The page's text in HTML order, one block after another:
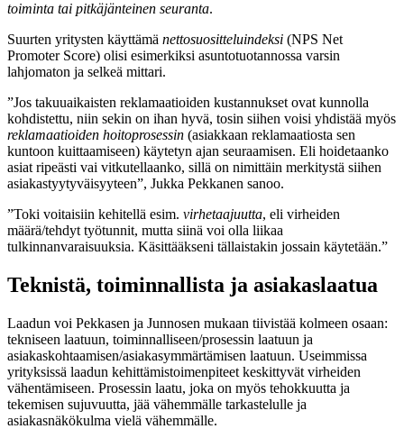
toiminta tai pitkäjänteinen seuranta.
Suurten yritysten käyttämä nettosuositteluindeksi (NPS Net
Promoter Score) olisi esimerkiksi asuntotuotannossa varsin
lahjomaton ja selkeä mittari.
”Jos takuuaikaisten reklamaatioiden kustannukset ovat kunnolla
kohdistettu, niin sekin on ihan hyvä, tosin siihen voisi yhdistää myös
reklamaatioiden hoitoprosessin (asiakkaan reklamaatiosta sen
kuntoon kuittaamiseen) käytetyn ajan seuraamisen. Eli hoidetaanko
asiat ripeästi vai vitkutellaanko, sillä on nimittäin merkitystä siihen
asiakastyytyväisyyteen”, Jukka Pekkanen sanoo.
”Toki voitaisiin kehitellä esim. virhetaajuutta, eli virheiden
määrä/tehdyt työtunnit, mutta siinä voi olla liikaa
tulkinnanvaraisuuksia. Käsittääkseni tällaistakin jossain käytetään.”
Teknistä, toiminnallista ja asiakaslaatua
Laadun voi Pekkasen ja Junnosen mukaan tiivistää kolmeen osaan:
tekniseen laatuun, toiminnalliseen/prosessin laatuun ja
asiakaskohtaamisen/asiakasymmärtämisen laatuun. Useimmissa
yrityksissä laadun kehittämistoimenpiteet keskittyvät virheiden
vähentämiseen. Prosessin laatu, joka on myös tehokkuutta ja
tekemisen sujuvuutta, jää vähemmälle tarkastelulle ja
asiakasnäkökulma vielä vähemmälle.